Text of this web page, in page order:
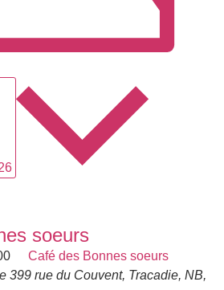
Sélectionnez
une
date.
soeurs
Café des Bonnes soeurs
399 rue du Couvent, Tracadie, NB,